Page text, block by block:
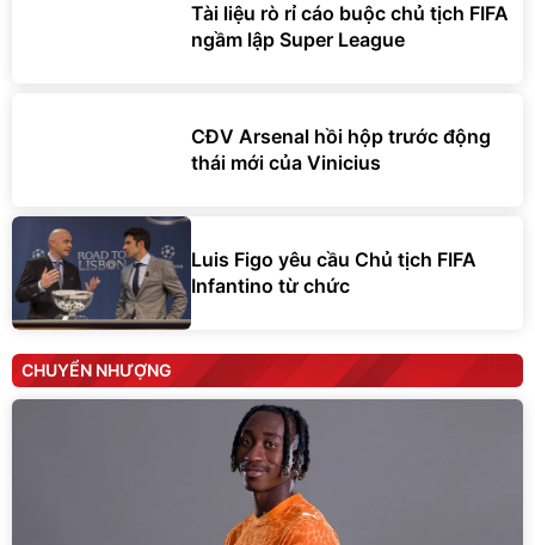
Tài liệu rò rỉ cáo buộc chủ tịch FIFA
ngầm lập Super League
CĐV Arsenal hồi hộp trước động
thái mới của Vinicius
Luis Figo yêu cầu Chủ tịch FIFA
Infantino từ chức
CHUYỂN NHƯỢNG